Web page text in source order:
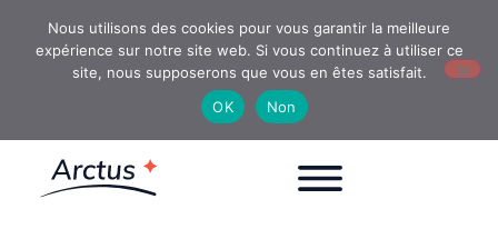
Nous utilisons des cookies pour vous garantir la meilleure
expérience sur notre site web. Si vous continuez à utiliser ce
site, nous supposerons que vous en êtes satisfait.
OK
Non